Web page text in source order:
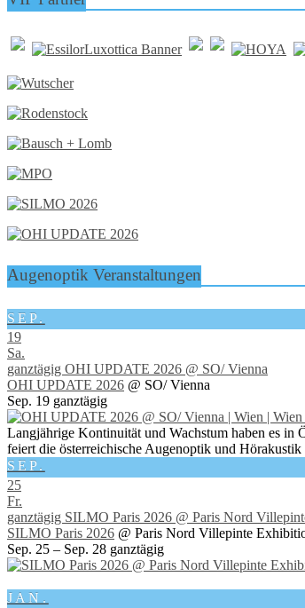
Augenoptik Veranstaltungen
SEP.
19
Sa.
ganztägig OHI UPDATE 2026 @ SO/ Vienna
OHI UPDATE 2026 @ SO/ Vienna
Sep. 19 ganztägig
Langjährige Kontinuität und Wachstum haben es in
feiert die österreichische Augenoptik und
SEP.
25
Fr.
ganztägig SILMO Paris 2026 @ Paris Nord
SILMO Paris 2026 @ Paris Nord Villepinte
Sep. 25 – Sep. 28 ganztägig
JAN.